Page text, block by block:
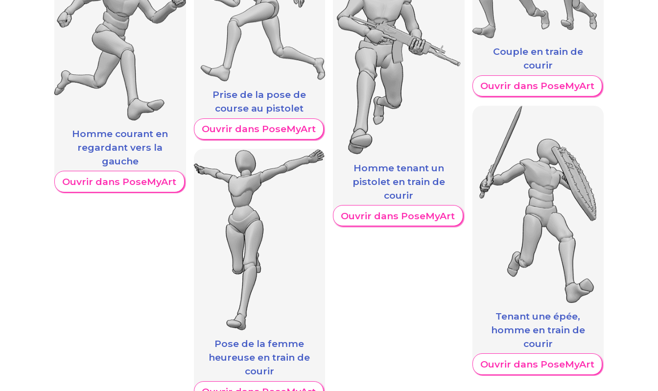
Homme courant en
regardant vers la
gauche
Ouvrir dans PoseMyArt
Prise de la pose de
course au pistolet
Ouvrir dans PoseMyArt
Pose de la femme
heureuse en train de
courir
Homme tenant un
pistolet en train de
courir
Ouvrir dans PoseMyArt
Couple en train de
courir
Ouvrir dans PoseMyArt
Tenant une épée,
homme en train de
courir
Ouvrir dans PoseMyArt